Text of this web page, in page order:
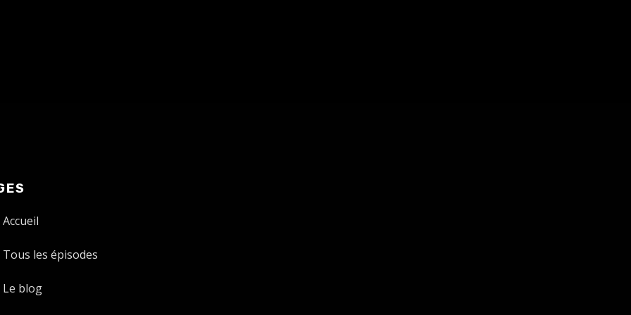
Accueil
Tous les épisodes
Le blog